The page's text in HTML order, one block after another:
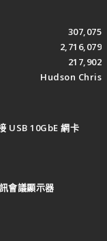
307,075
2,716,079
217,902
Hudson Chris
USB 10GbE 網卡
會議顯示器